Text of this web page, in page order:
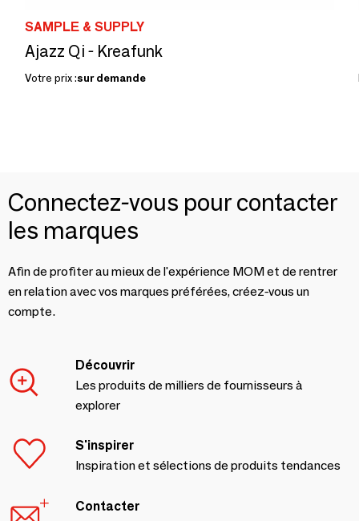
SAMPLE & SUPPLY
Ajazz Qi - Kreafunk
Votre prix :sur demande
Connectez-vous pour contacter
les marques
Afin de profiter au mieux de l'expérience MOM et de rentrer
en relation avec vos marques préférées, créez-vous un
compte.
Découvrir
Les produits de milliers de fournisseurs à
explorer
S'inspirer
Inspiration et sélections de produits tendances
Contacter